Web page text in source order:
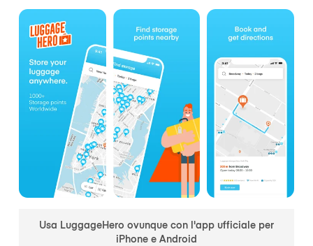
Usa LuggageHero ovunque con l'app ufficiale per
iPhone e Android